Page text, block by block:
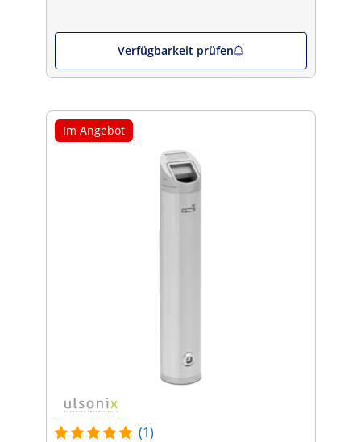
Verfügbarkeit prüfen
Im Angebot
(1)